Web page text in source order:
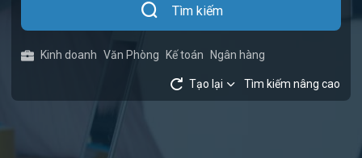
Tìm kiếm
Kinh doanh Văn Phòng Kế toán Ngân hàng
Tạo lại Tìm kiếm nâng cao